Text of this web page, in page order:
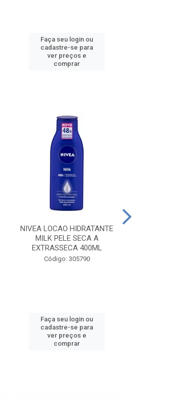
Faça seu login ou
cadastre-se para
ver preços e
comprar
NIVEA LOCAO HIDRATANTE
MILK PELE SECA A
EXTRASSECA 400ML
Código: 305790
Faça seu login ou
cadastre-se para
ver preços e
comprar